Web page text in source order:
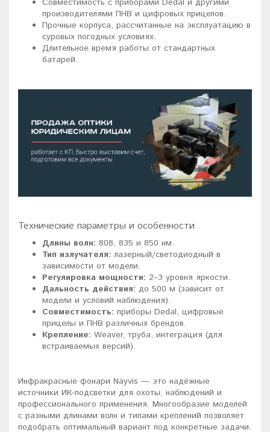
Совместимость с приборами Dedal и другими
производителями ПНВ и цифровых прицелов.
Прочные корпуса, рассчитанные на эксплуатацию в
суровых погодных условиях.
Длительное время работы от стандартных
батарей.
Технические параметры и особенности
Длины волн: 808, 835 и 850 нм.
Тип излучателя: лазерный/светодиодный в
зависимости от модели.
Регулировка мощности: 2–3 уровня яркости.
Дальность действия: до 500 м (зависит от
модели и условий наблюдения).
Совместимость: приборы Dedal, цифровые
прицелы и ПНВ различных брендов.
Крепление: Weaver, труба, интеграция (для
встраиваемых версий).
Инфракрасные фонари Nayvis — это надёжные
источники ИК-подсветки для охоты, наблюдений и
профессионального применения. Многообразие моделей
с разными длинами волн и типами креплений позволяет
подобрать оптимальный вариант под конкретные задачи.